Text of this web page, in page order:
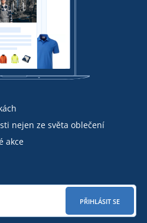
nejen ze světa oblečení
akce
PŘIHLÁSIT SE